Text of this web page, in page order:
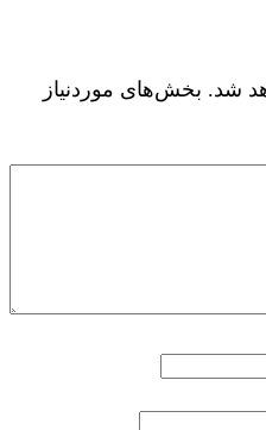
شد. بخش‌های موردنیاز